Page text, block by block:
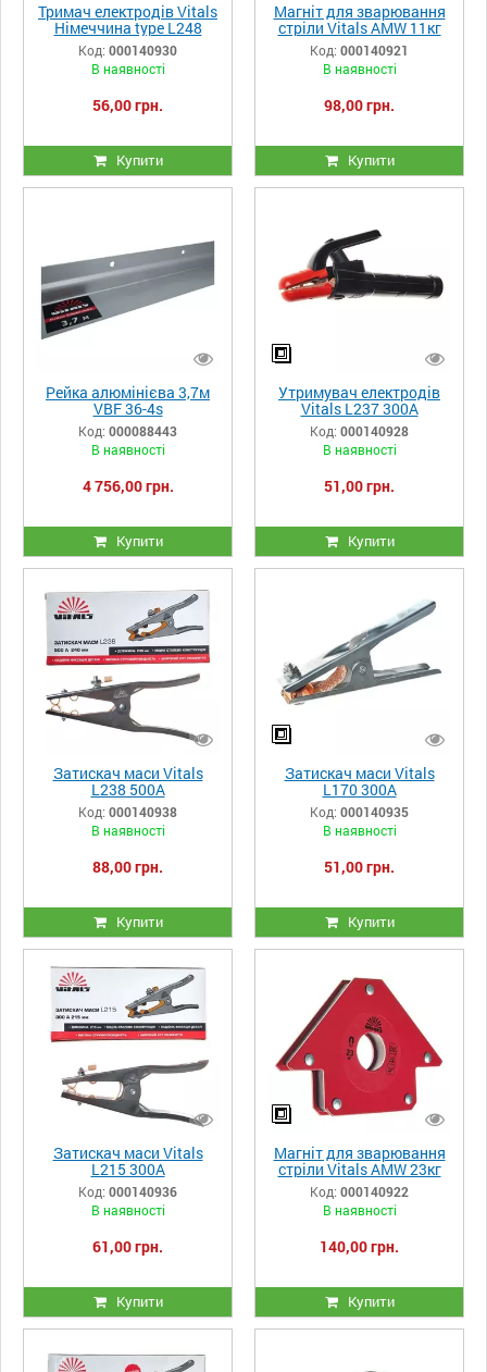
Тримач електродів Vitals
Німеччина type L248
300A
Код: 000140930
В наявності
56,00 грн.
Купити
Магніт для зварювання
стріли Vitals AMW 11кг
Код: 000140921
В наявності
98,00 грн.
Купити
Рейка алюмінієва 3,7м
VBF 36-4s
Код: 000088443
В наявності
4 756,00 грн.
Купити
Утримувач електродів
Vitals L237 300A
Код: 000140928
В наявності
51,00 грн.
Купити
Затискач маси Vitals
L238 500A
Код: 000140938
В наявності
88,00 грн.
Купити
Затискач маси Vitals
L170 300A
Код: 000140935
В наявності
51,00 грн.
Купити
Затискач маси Vitals
L215 300A
Код: 000140936
В наявності
61,00 грн.
Купити
Магніт для зварювання
стріли Vitals AMW 23кг
Код: 000140922
В наявності
140,00 грн.
Купити